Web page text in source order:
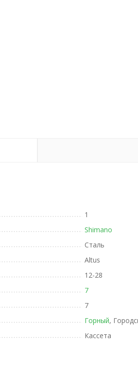
1
Shimano
Сталь
Altus
12-28
7
7
Горный,
Кассета